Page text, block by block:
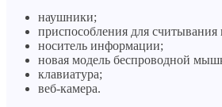
наушники;
приспособления для
носитель информации;
новая модель беспроводной
клавиатура;
веб-камера.